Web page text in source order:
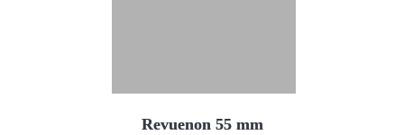
Revuenon 55 mm